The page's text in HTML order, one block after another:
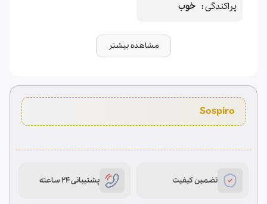
پراکندگی خوب
مشاهده بیشتر
تضمین کیفیت پشتیبانی 24 ساعته